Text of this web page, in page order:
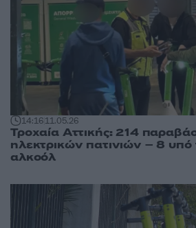
14:1611.05.26
Τροχαία Αττικής: 214
ηλεκτρικών πατινιών – 8 υπό
αλκοόλ